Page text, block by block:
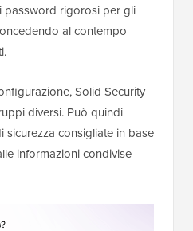
password rigorosi per gli
al contempo
Solid Security
diversi. Può quindi
consigliate in base
informazioni condivise